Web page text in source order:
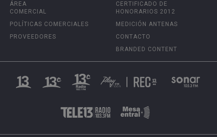
ÁREA
COMERCIAL
POLÍTICAS COMERCIALES
PROVEEDORES
CERTIFICADO DE
HONORARIOS 2012
MEDICIÓN ANTENAS
CONTACTO
BRANDED CONTENT